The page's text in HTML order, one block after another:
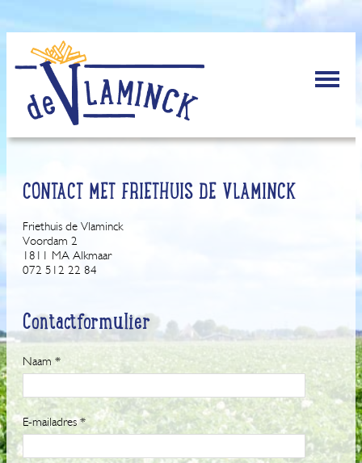
CONTACT MET FRIETHUIS DE VLAMINCK
Friethuis de Vlaminck
Voordam 2
1811 MA Alkmaar
072 512 22 84
Contactformulier
Naam *
E-mailadres *
Gelieve dit veld leeg